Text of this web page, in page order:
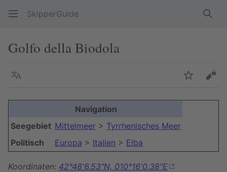
SkipperGuide
Golfo della Biodola
Sprache
Navigation
Seegebiet Mittelmeer > Tyrrhenisches Meer
Politisch
Europa > Italien > Elba
Koordinaten: 42°48'6.53"N, 010°16'0.38"E